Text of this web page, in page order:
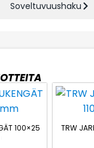
Soveltuvuushaku
100×25
TRW